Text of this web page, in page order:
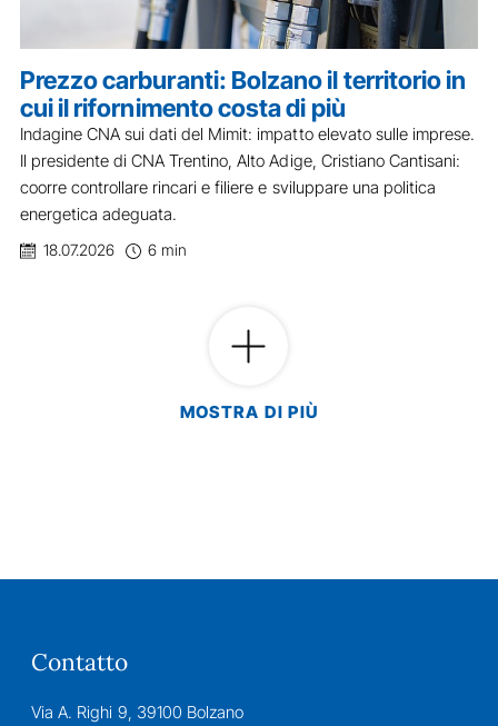
Prezzo carburanti: Bolzano il territorio in
cui il rifornimento costa di più
Indagine CNA sui dati del Mimit: impatto elevato sulle imprese.
Il presidente di CNA Trentino, Alto Adige, Cristiano Cantisani:
coorre controllare rincari e filiere e sviluppare una politica
energetica adeguata.
18.07.2026 6 min
MOSTRA DI PIÙ
Contatto
Via A. Righi 9, 39100 Bolzano